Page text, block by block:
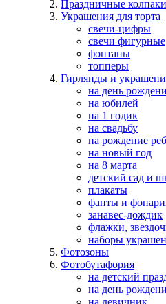
Праздничные колпаки
Украшения для торта
свечи-цифры
свечи фигурные
фонтаны
топперы
Гирлянды и
на день
на юбилей
на 1 годик
на свадьбу
на рождение
на новый год
на 8 марта
детский сад и
плакаты
фанты и
занавес-дождик
флажки,
наборы
Фотозоны
Фотобутафория
на детский
на день
на девичник